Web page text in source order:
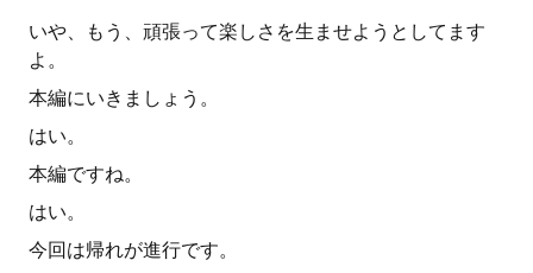
いや、もう、頑張って楽しさを生ませようとしてます
よ。
本編にいきましょう。
はい。
本編ですね。
はい。
今回は帰れが進行です。